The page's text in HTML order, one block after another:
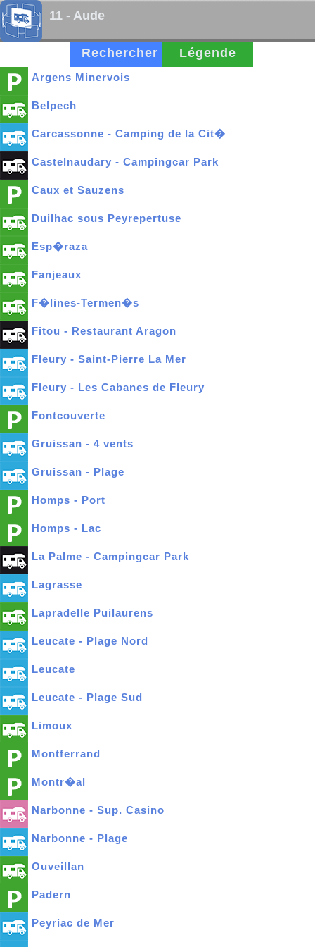
11 - Aude
Rechercher Légende
Argens Minervois
Belpech
Carcassonne - Camping de la Cit�
Castelnaudary - Campingcar Park
Caux et Sauzens
Duilhac sous Peyrepertuse
Esp�raza
Fanjeaux
F�lines-Termen�s
Fitou - Restaurant Aragon
Fleury - Saint-Pierre La Mer
Fleury - Les Cabanes de Fleury
Fontcouverte
Gruissan - 4 vents
Gruissan - Plage
Homps - Port
Homps - Lac
La Palme - Campingcar Park
Lagrasse
Lapradelle Puilaurens
Leucate - Plage Nord
Leucate
Leucate - Plage Sud
Limoux
Montferrand
Montr�al
Narbonne - Sup. Casino
Narbonne - Plage
Ouveillan
Padern
Peyriac de Mer